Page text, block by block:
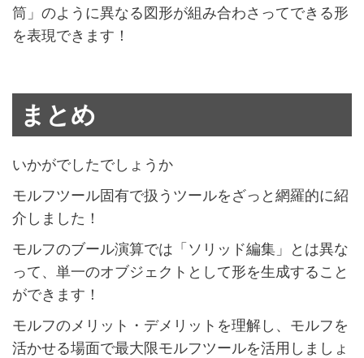
筒」のように異なる図形が組み合わさってできる形
を表現できます！
まとめ
いかがでしたでしょうか
モルフツール固有で扱うツールをざっと網羅的に紹
介しました！
モルフのブール演算では「ソリッド編集」とは異な
って、単一のオブジェクトとして形を生成すること
ができます！
モルフのメリット・デメリットを理解し、モルフを
活かせる場面で最大限モルフツールを活用しましょ